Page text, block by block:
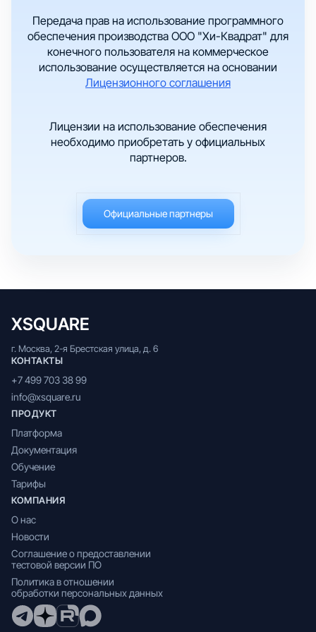
Передача прав на использование программного
обеспечения производства ООО "Хи-Квадрат" для
конечного пользователя на коммерческое
использование осуществляется на основании
Лицензионного соглашения
Лицензии на использование обеспечения
необходимо приобретать у официальных
партнеров.
Официальные партнеры
XSQUARE
г. Москва, 2-я Брестская улица, д. 6
КОНТАКТЫ
+7 499 703 38 99
info@xsquare.ru
ПРОДУКТ
Платформа
Документация
Обучение
Тарифы
КОМПАНИЯ
О нас
Новости
Соглашение о предоставлении
тестовой версии ПО
Политика в отношении
обработки персональных данных